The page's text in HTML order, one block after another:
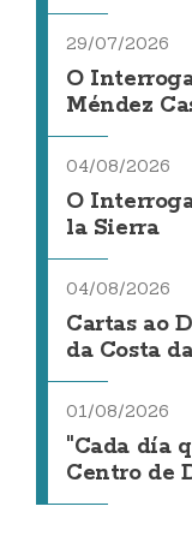
29/07/2026
O
Méndez
04/08/2026
O
la Sierra
04/08/2026
Cartas ao
da Costa
01/08/2026
"Cada día
Centro de